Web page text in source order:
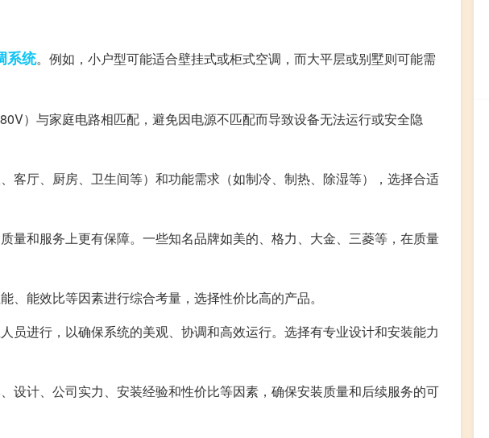
系统。例如，小户型可能适合壁挂式或柜式空调，而大平层或别墅则可能需
）与家庭电路相匹配，避免因电源不匹配而导致设备无法运行或安全隐
客厅、厨房、卫生间等）和功能需求（如制冷、制热、除湿等），选择合适
量和服务上更有保障。一些知名品牌如美的、格力、大金、三菱等，在质量
能效比等因素进行综合考量，选择性价比高的产品。
员进行，以确保系统的美观、协调和高效运行。选择有专业设计和安装能力
设计、公司实力、安装经验和性价比等因素，确保安装质量和后续服务的可